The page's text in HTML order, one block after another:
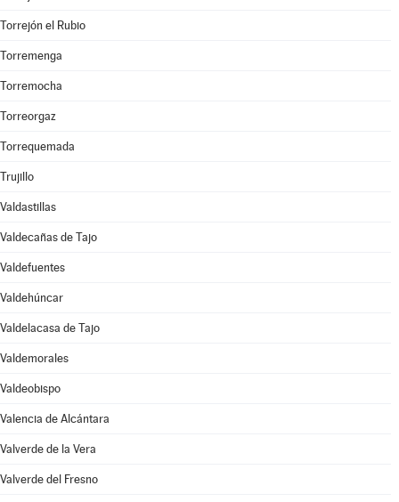
Torrejón el Rubio
Torremenga
Torremocha
Torreorgaz
Torrequemada
Trujillo
Valdastillas
Valdecañas de Tajo
Valdefuentes
Valdehúncar
Valdelacasa de Tajo
Valdemorales
Valdeobispo
Valencia de Alcántara
Valverde de la Vera
Valverde del Fresno